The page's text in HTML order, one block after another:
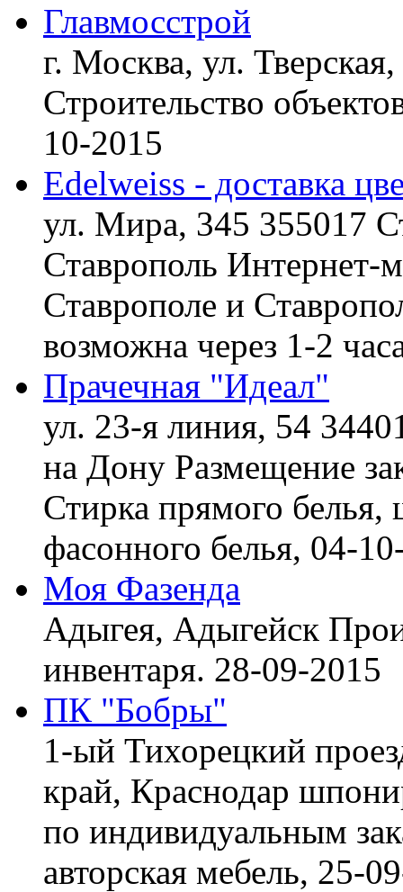
Главмосстрой
г. Москва, ул.
Строительство
10-2015
Edelweiss - доставка
ул. Мира, 345 355017
Ставрополь Интернет-
Ставрополе и
возможна через 1-2
Прачечная "Идеал"
ул. 23-я линия, 54
на Дону Размещение
Стирка прямого
фасонного белья, 04-
Моя Фазенда
Адыгея, Адыгейск
инвентаря. 28-09-2015
ПК "Бобры"
1-ый Тихорецкий
край, Краснодар
по индивидуальным
авторская мебель, 25-